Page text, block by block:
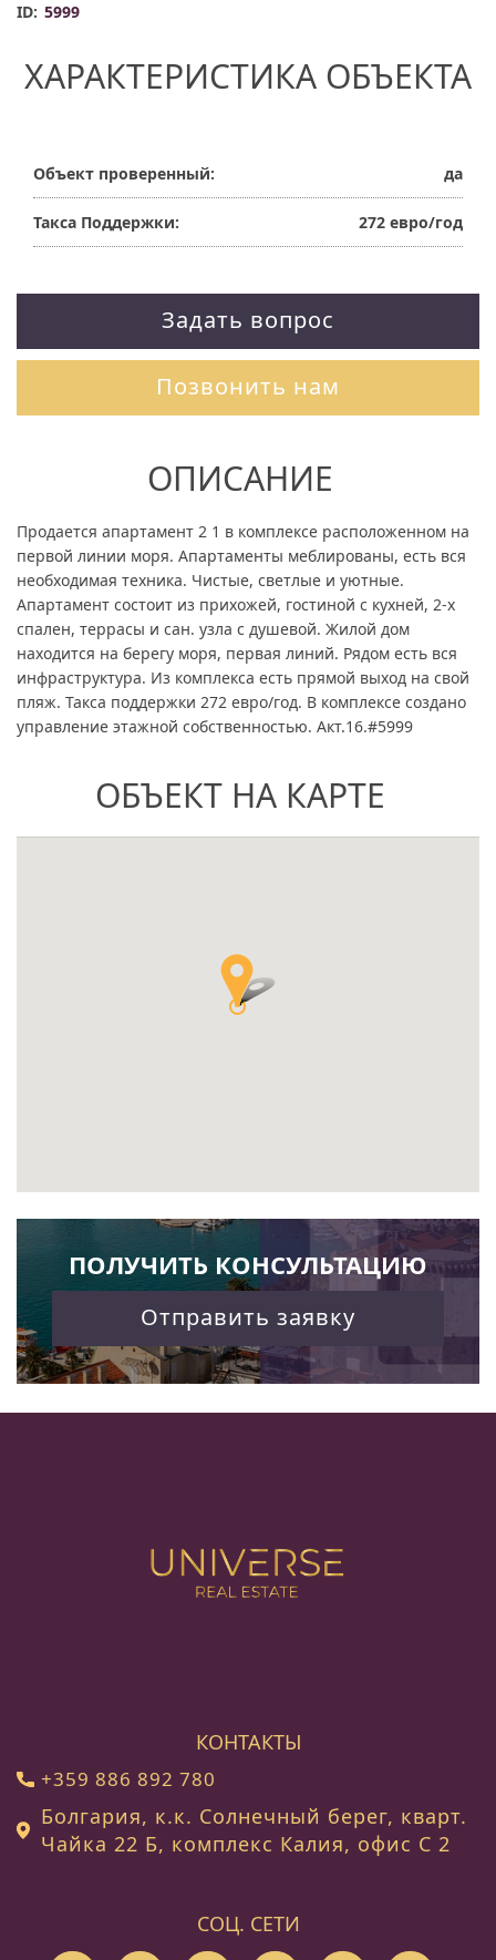
ID: 5999
ХАРАКТЕРИСТИКА ОБЪЕКТА
Объект проверенный: да
Такса Поддержки: 272 евро/год
Задать вопрос
Позвонить нам
ОПИСАНИЕ
Продается апартамент 2 1 в комплексе расположенном на
первой линии моря. Апартаменты меблированы, есть вся
необходимая техника. Чистые, светлые и уютные.
Апартамент состоит из прихожей, гостиной с кухней, 2-х
спален, террасы и сан. узла с душевой. Жилой дом
находится на берегу моря, первая линий. Рядом есть вся
инфраструктура. Из комплекса есть прямой выход на свой
пляж. Такса поддержки 272 евро/год. В комплексе создано
управление этажной собственностью. Акт.16.#5999
ОБЪЕКТ НА КАРТЕ
ПОЛУЧИТЬ КОНСУЛЬТАЦИЮ
Отправить заявку
КОНТАКТЫ
+359 886 892 780
Болгария, к.к. Солнечный берег, кварт.
Чайка 22 Б, комплекс Калия, офис C 2
СОЦ. СЕТИ